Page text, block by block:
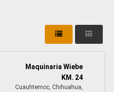
Maquinaria Wiebe
KM. 24
Cuauhtemoc, Chihuahua,